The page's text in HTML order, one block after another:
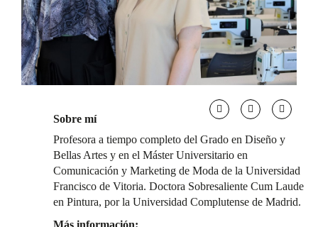
Sobre mí
Profesora a tiempo completo del Grado en Diseño y
Bellas Artes y en el Máster Universitario en
Comunicación y Marketing de Moda de la Universidad
Francisco de Vitoria. Doctora Sobresaliente Cum Laude
en Pintura, por la Universidad Complutense de Madrid.
Más información: